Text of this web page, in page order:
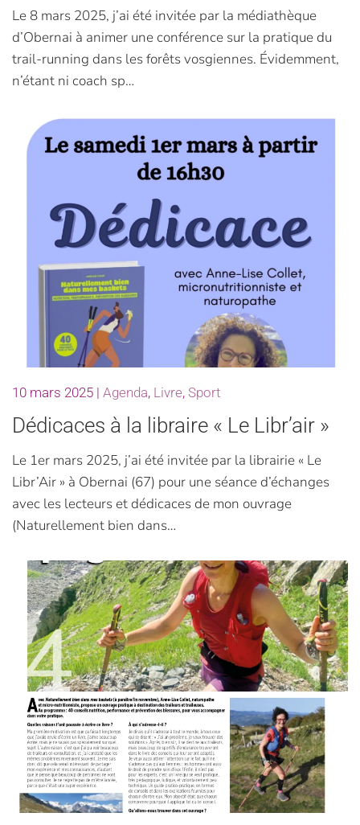
Le 8 mars 2025, j’ai été invitée par la médiathèque
d’Obernai à animer une conférence sur la pratique du
trail-running dans les forêts vosgiennes. Évidemment,
n’étant ni coach sp…
10 mars 2025 | Agenda, Livre, Sport
Dédicaces à la libraire « Le Libr’air »
Le 1er mars 2025, j’ai été invitée par la librairie « Le
Libr’Air » à Obernai (67) pour une séance d’échanges
avec les lecteurs et dédicaces de mon ouvrage
(Naturellement bien dans…